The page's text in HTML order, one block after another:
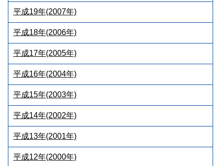
平成19年(2007年)
平成18年(2006年)
平成17年(2005年)
平成16年(2004年)
平成15年(2003年)
平成14年(2002年)
平成13年(2001年)
平成12年(2000年)